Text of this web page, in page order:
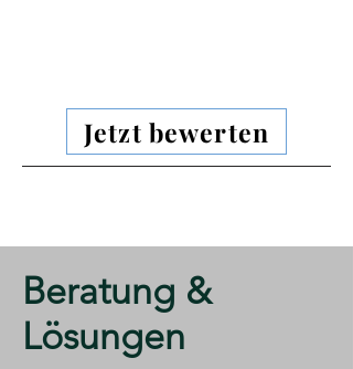
Jetzt bewerten
​Beratung &
Lösungen